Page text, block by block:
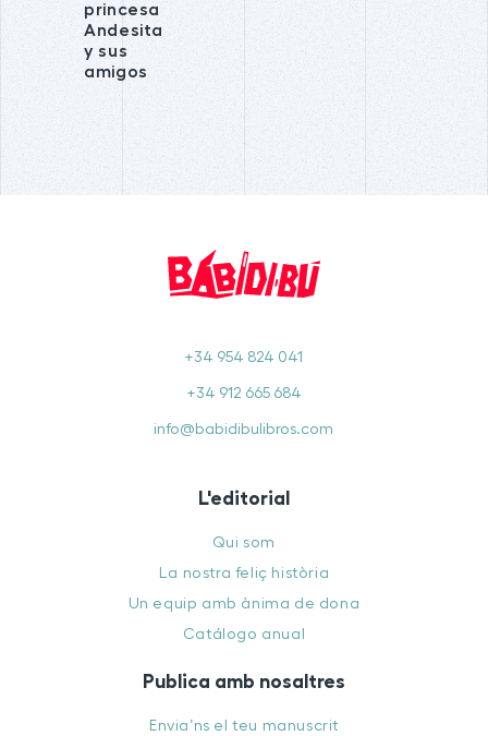
princesa
Andesita
y sus
amigos
+34 954 824 041
+34 912 665 684
info@babidibulibros.com
L'editorial
Qui som
La nostra feliç història
Un equip amb ànima de dona
Catálogo anual
Publica amb nosaltres
Envia’ns el teu manuscrit